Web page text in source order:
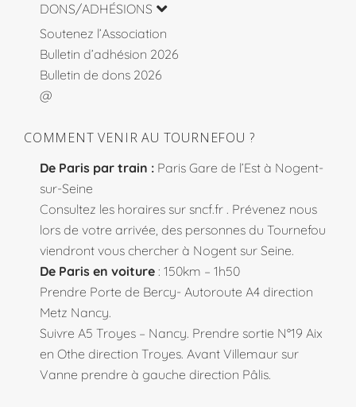
DONS/ADHÉSIONS
Soutenez l’Association
Bulletin d’adhésion 2026
Bulletin de dons 2026
@
COMMENT VENIR AU TOURNEFOU ?
De Paris par train : Paris Gare de l’Est à Nogent-
sur-Seine
Consultez les horaires sur sncf.fr . Prévenez nous
lors de votre arrivée, des personnes du Tournefou
viendront vous chercher à Nogent sur Seine.
De Paris en voiture : 150km – 1h50
Prendre Porte de Bercy- Autoroute A4 direction
Metz Nancy.
Suivre A5 Troyes – Nancy. Prendre sortie N°19 Aix
en Othe direction Troyes. Avant Villemaur sur
Vanne prendre à gauche direction Pâlis.